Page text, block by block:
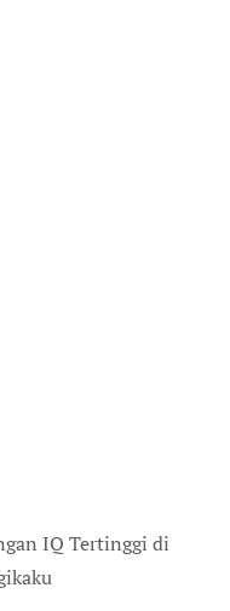
IQ Tertinggi di